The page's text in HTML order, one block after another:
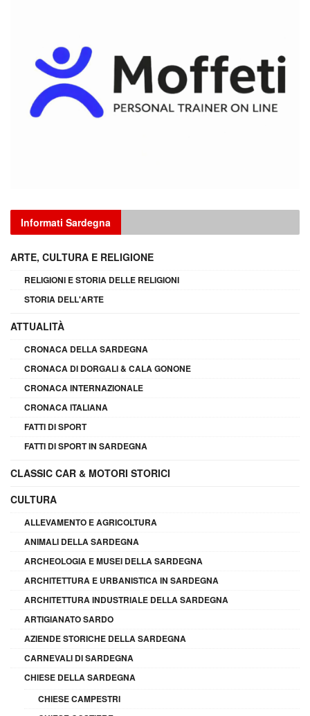
Informati Sardegna
ARTE, CULTURA E RELIGIONE
RELIGIONI E STORIA DELLE RELIGIONI
STORIA DELL'ARTE
ATTUALITÀ
CRONACA DELLA SARDEGNA
CRONACA DI DORGALI & CALA GONONE
CRONACA INTERNAZIONALE
CRONACA ITALIANA
FATTI DI SPORT
FATTI DI SPORT IN SARDEGNA
CLASSIC CAR & MOTORI STORICI
CULTURA
ALLEVAMENTO E AGRICOLTURA
ANIMALI DELLA SARDEGNA
ARCHEOLOGIA E MUSEI DELLA SARDEGNA
ARCHITETTURA E URBANISTICA IN SARDEGNA
ARCHITETTURA INDUSTRIALE DELLA SARDEGNA
ARTIGIANATO SARDO
AZIENDE STORICHE DELLA SARDEGNA
CARNEVALI DI SARDEGNA
CHIESE DELLA SARDEGNA
CHIESE CAMPESTRI